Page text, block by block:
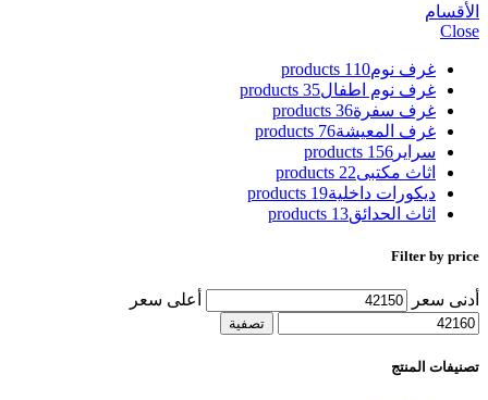
الأقسام
Close
غرف نوم110 products
غرف نوم اطفال35 products
غرف سفرة36 products
غرف المعيشة76 products
سراير 156 products
اثاث مكتبى22 products
ديكورات داخلية19 products
اثاث الحدائق13 products
Filter by price
أدنى سعر أعلى سعر
تصفية
تصنيفات المنتج